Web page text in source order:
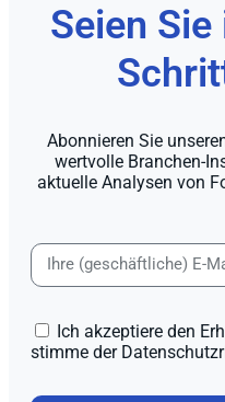
Seien
Abonnieren Sie
wertvolle Branchen-
aktuelle Analysen von
Ich akzeptiere den
stimme der